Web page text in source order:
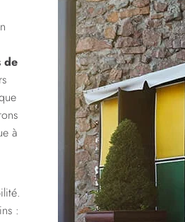
de
à
: